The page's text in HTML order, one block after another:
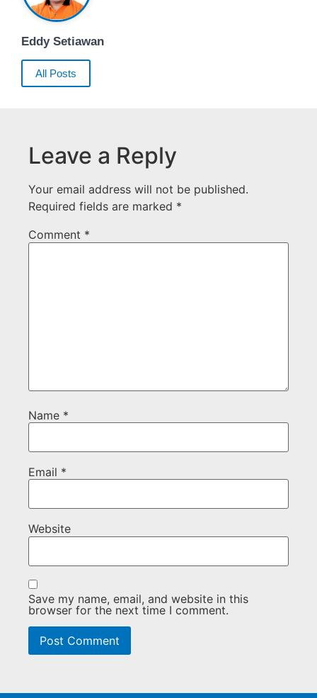
Eddy Setiawan
All Posts
Leave a Reply
Your email address will not be published.
Required fields are marked *
Comment *
Name *
Email *
Website
Save my name, email, and website in this
browser for the next time I comment.